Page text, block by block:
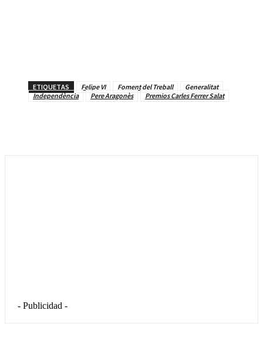
ETIQUETAS Felipe VI Foment del Treball
Generalitat
Independència
Pere Aragonès Premios Carles Ferrer Salat
- Publicidad -